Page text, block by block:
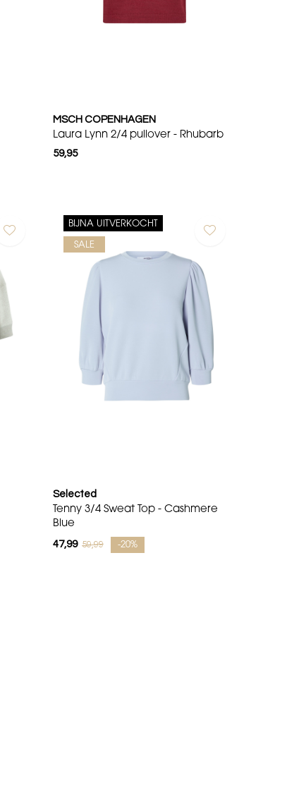
MSCH COPENHAGEN
Laura Lynn 2/4 pullover - Rhubarb
59,95
BIJNA UITVERKOCHT
SALE
Selected
Tenny 3/4 Sweat Top - Cashmere
Blue
47,99 59,99 -20%